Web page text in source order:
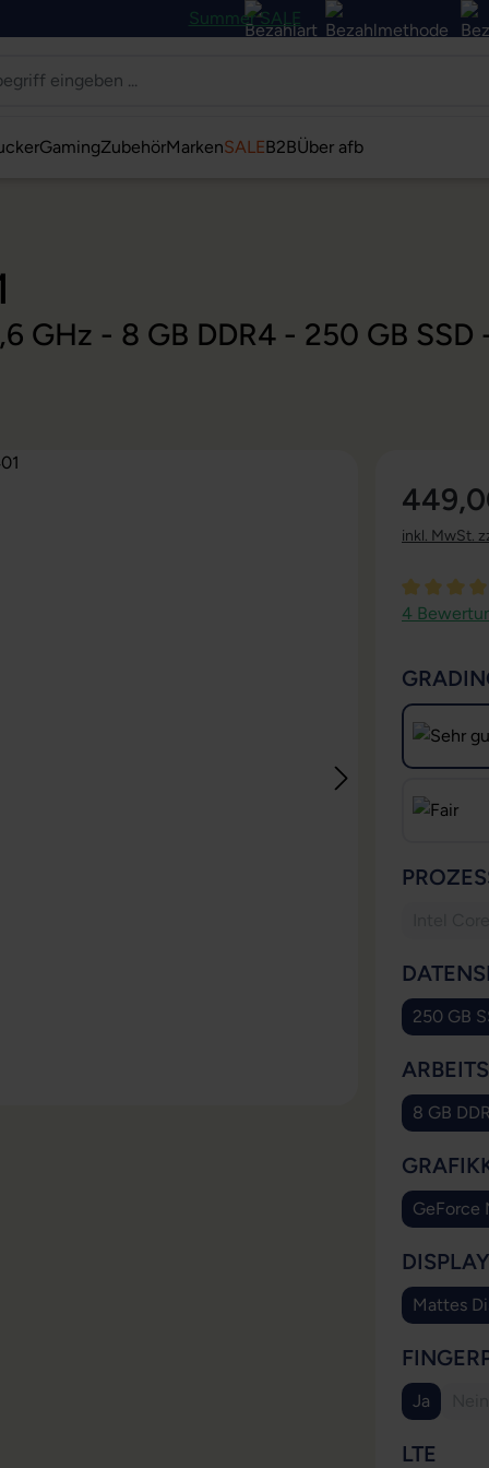
Summer SALE
GamingZubehörMarkenSALEB2BÜber afb
GHz - 8 GB DDR4 - 250 GB
inkl. MwSt.
4
250 GB
8 GB
GeForce
Mattes
Ja
LTE